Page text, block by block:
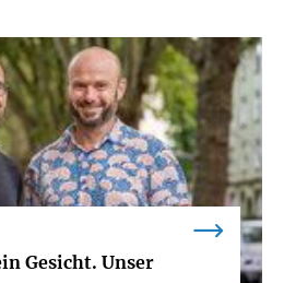
Gesicht. Unser